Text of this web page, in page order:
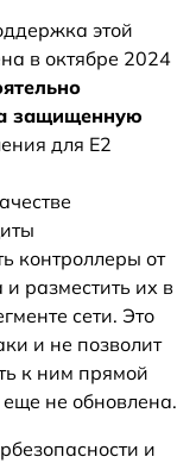
этой
в октябре 2024
защищенную
для E2
контроллеры от
разместить их в
сети. Это
и не позволит
к ним прямой
не обновлена.
и